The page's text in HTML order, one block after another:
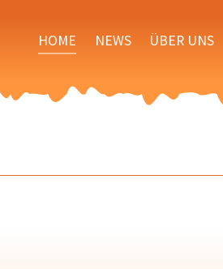
HOME NEWS ÜBER UNS